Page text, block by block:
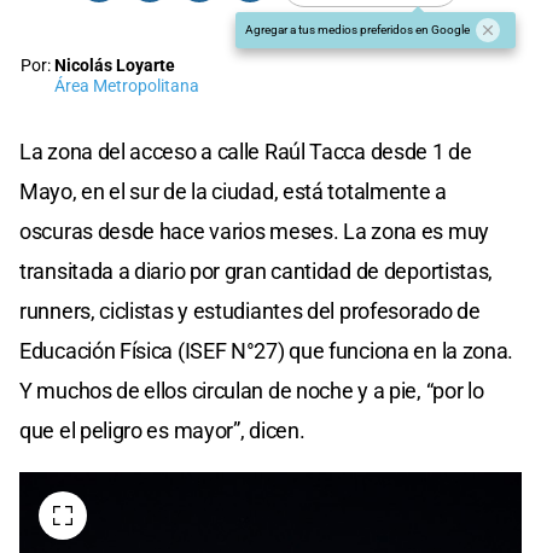
Agregar a tus medios preferidos en Google
Por:Nicolás Loyarte
Área Metropolitana
La zona del acceso a calle Raúl Tacca desde 1 de
Mayo, en el sur de la ciudad, está totalmente a
oscuras desde hace varios meses. La zona es muy
transitada a diario por gran cantidad de deportistas,
runners, ciclistas y estudiantes del profesorado de
Educación Física (ISEF N°27) que funciona en la zona.
Y muchos de ellos circulan de noche y a pie, “por lo
que el peligro es mayor”, dicen.